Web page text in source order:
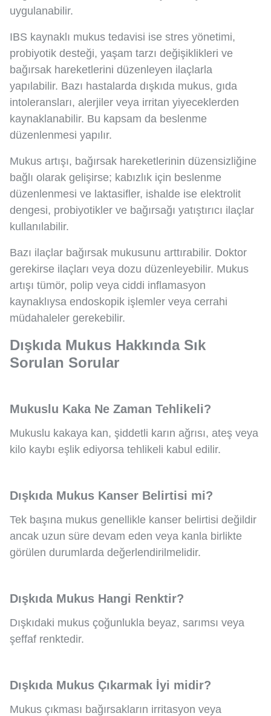
uygulanabilir.
IBS kaynaklı mukus tedavisi ise stres yönetimi,
probiyotik desteği, yaşam tarzı değişiklikleri ve
bağırsak hareketlerini düzenleyen ilaçlarla
yapılabilir. Bazı hastalarda dışkıda mukus, gıda
intoleransları, alerjiler veya irritan yiyeceklerden
kaynaklanabilir. Bu kapsam da beslenme
düzenlenmesi yapılır.
Mukus artışı, bağırsak hareketlerinin düzensizliğine
bağlı olarak gelişirse; kabızlık için beslenme
düzenlenmesi ve laktasifler, ishalde ise elektrolit
dengesi, probiyotikler ve bağırsağı yatıştırıcı ilaçlar
kullanılabilir.
Bazı ilaçlar bağırsak mukusunu arttırabilir. Doktor
gerekirse ilaçları veya dozu düzenleyebilir. Mukus
artışı tümör, polip veya ciddi inflamasyon
kaynaklıysa endoskopik işlemler veya cerrahi
müdahaleler gerekebilir.
Dışkıda Mukus Hakkında Sık
Sorulan Sorular
Mukuslu Kaka Ne Zaman Tehlikeli?
Mukuslu kakaya kan, şiddetli karın ağrısı, ateş veya
kilo kaybı eşlik ediyorsa tehlikeli kabul edilir.
Dışkıda Mukus Kanser Belirtisi mi?
Tek başına mukus genellikle kanser belirtisi değildir
ancak uzun süre devam eden veya kanla birlikte
görülen durumlarda değerlendirilmelidir.
Dışkıda Mukus Hangi Renktir?
Dışkıdaki mukus çoğunlukla beyaz, sarımsı veya
şeffaf renktedir.
Dışkıda Mukus Çıkarmak İyi midir?
Mukus çıkması bağırsakların irritasyon veya